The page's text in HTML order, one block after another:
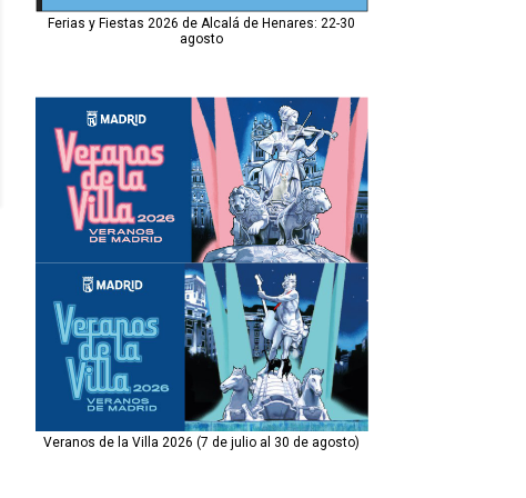
Ferias y Fiestas 2026 de Alcalá de Henares: 22-30
agosto
Veranos de la Villa 2026 (7 de julio al 30 de agosto)